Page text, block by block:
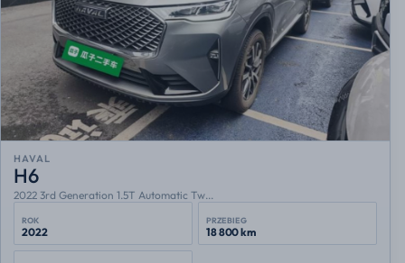
HAVAL
H6
2022 3rd Generation 1.5T Automatic Tw...
ROK
2022
PRZEBIEG
18 800 km